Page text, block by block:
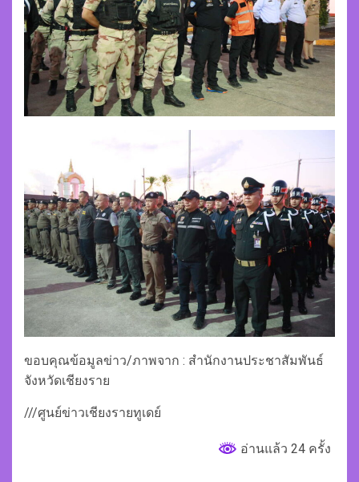
ขอบคุณข้อมูลข่าว/ภาพจาก : สำนักงานประชาสัมพันธ์
จังหวัดเชียงราย
///ศูนย์ข่าวเชียงรายทูเดย์
อ่านแล้ว 24 ครั้ง